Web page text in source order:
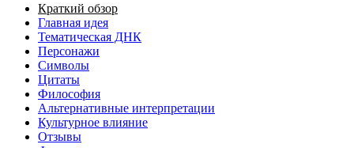
Краткий обзор
Главная идея
Тематическая ДНК
Персонажи
Символы
Цитаты
Философия
Альтернативные интерпретации
Культурное влияние
Отзывы